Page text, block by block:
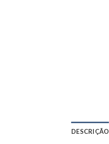
DESCRIÇÃO